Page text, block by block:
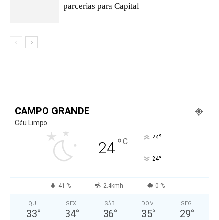
parcerias para Capital
CAMPO GRANDE
Céu Limpo
24°C 24°
24°
41 % 2.4kmh 0 %
QUI
33°
SEX
34°
SÁB
36°
DOM
35°
SEG
29°